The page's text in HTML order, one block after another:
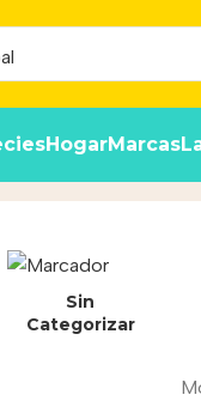
HogarMarcas
Sin
Categorizar